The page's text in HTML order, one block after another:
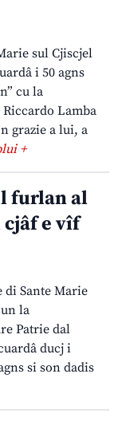
sul Cjiscjel
i 50 agns
cu la
Lamba
grazie a lui, a
+
furlan al
e vîf
di Sante Marie
la
Patrie dal
ducj i
si son dadis